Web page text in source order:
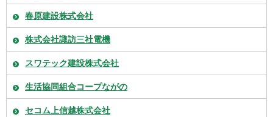
春原建設株式会社
株式会社諏訪三社電機
スワテック建設株式会社
生活協同組合コープながの
セコム上信越株式会社